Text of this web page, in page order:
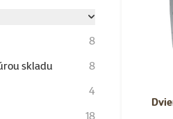
8
skladu
8
4
18